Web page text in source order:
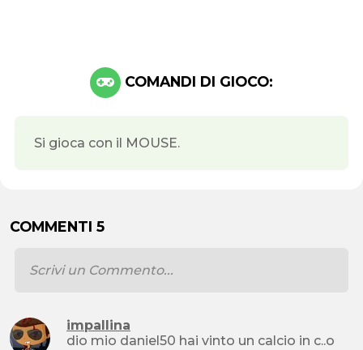
COMANDI DI GIOCO:
Si gioca con il MOUSE.
COMMENTI 5
impallina
dio mio daniel50 hai vinto un calcio in c..o